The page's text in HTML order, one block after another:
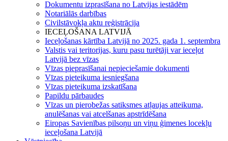
Dokumentu izprasīšana no Latvijas iestādēm
Notariālās darbības
Civilstāvokļa aktu reģistrācija
IECEĻOŠANA LATVIJĀ
Ieceļošanas kārtība Latvijā no 2025. gada 1. septembra
Valstis vai teritorijas, kuru pasu turētāji var ieceļot
Latvijā bez vīzas
Vīzas pieprasīšanai nepieciešamie dokumenti
Vīzas pieteikuma iesniegšana
Vīzas pieteikuma izskatīšana
Papildu pārbaudes
Vīzas un pierobežas satiksmes atļaujas atteikuma,
anulēšanas vai atcelšanas apstrīdēšana
Eiropas Savienības pilsoņu un viņu ģimenes locekļu
ieceļošana Latvijā